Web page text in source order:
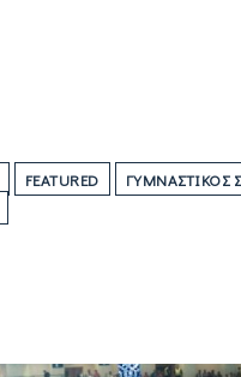
FEATURED ΓΥΜΝΑΣΤΙΚΌΣ